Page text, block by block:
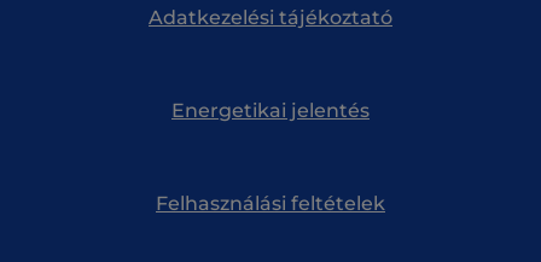
Adatkezelési tájékoztató
Energetikai jelentés
Felhasználási feltételek